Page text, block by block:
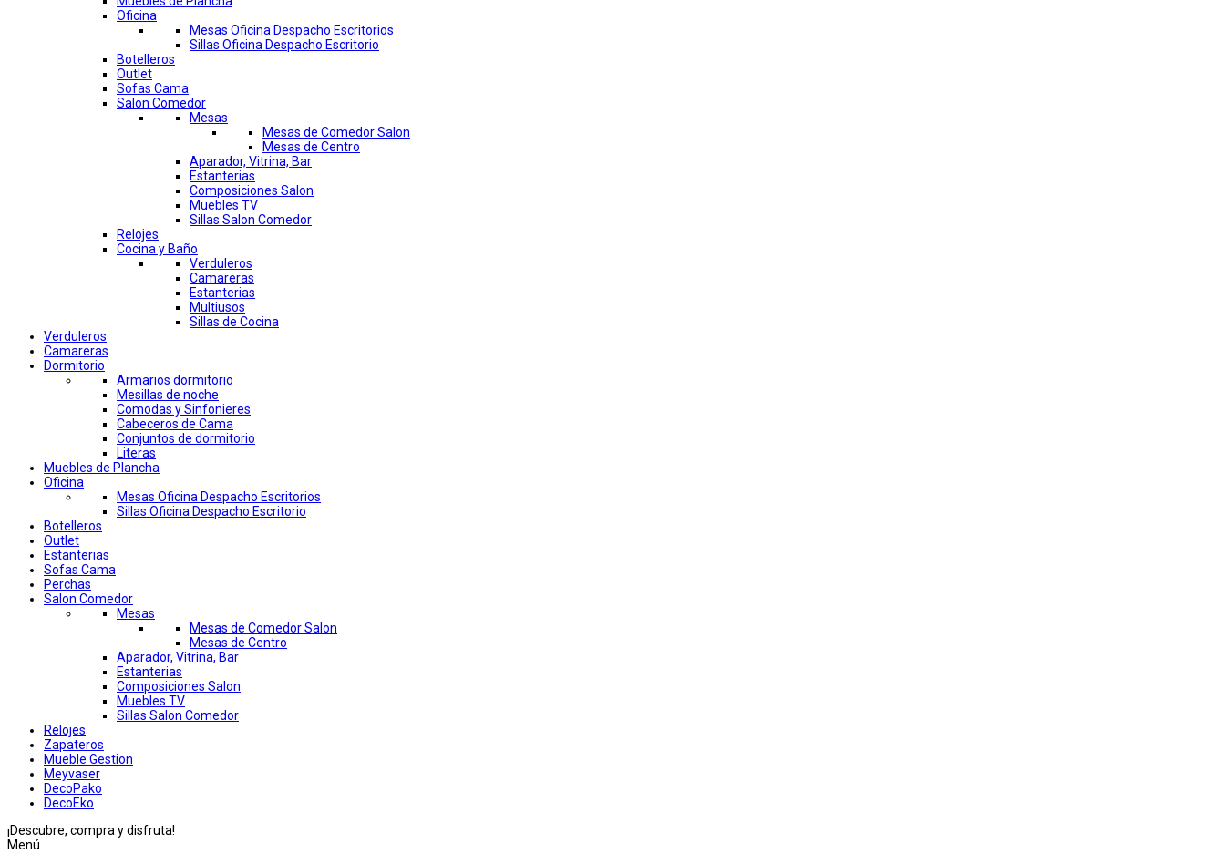
Oficina
Mesas Oficina Despacho Escritorios
Sillas Oficina Despacho Escritorio
Botelleros
Outlet
Sofas Cama
Salon Comedor
Mesas
Mesas de Comedor Salon
Mesas de Centro
Aparador, Vitrina, Bar
Estanterias
Composiciones Salon
Muebles TV
Sillas Salon Comedor
Relojes
Cocina y Baño
Verduleros
Camareras
Estanterias
Multiusos
Sillas de Cocina
Verduleros
Camareras
Dormitorio
Armarios dormitorio
Mesillas de noche
Comodas y Sinfonieres
Cabeceros de Cama
Conjuntos de dormitorio
Literas
Muebles de Plancha
Oficina
Mesas Oficina Despacho Escritorios
Sillas Oficina Despacho Escritorio
Botelleros
Outlet
Estanterias
Sofas Cama
Perchas
Salon Comedor
Mesas
Mesas de Comedor Salon
Mesas de Centro
Aparador, Vitrina, Bar
Estanterias
Composiciones Salon
Muebles TV
Sillas Salon Comedor
Relojes
Zapateros
Mueble Gestion
Meyvaser
DecoPako
DecoEko
¡Descubre, compra y disfruta!
Menú